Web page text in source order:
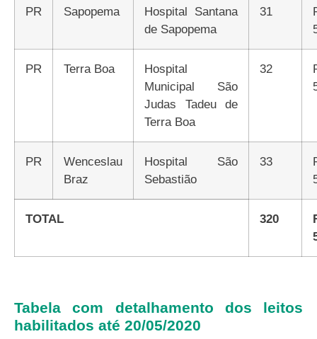
PR Sapopema
Hospital Santana
de Sapopema
31
PR Terra Boa
Hospital
Municipal São
Judas Tadeu de
Terra Boa
32
PR
Wenceslau
Braz
Hospital São
Sebastião
33
TOTAL 320
Tabela com detalhamento dos leitos
habilitados até 20/05/2020